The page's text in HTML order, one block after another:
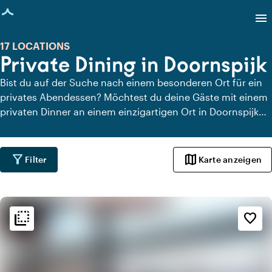
geladen
menu
Private Dining in Doornspijk
17 LOCATIONS
Bist du auf der Suche nach einem besonderen Ort für ein
privates Abendessen? Möchtest du deine Gäste mit einem
privaten Dinner an einem einzigartigen Ort in Doornspijk
einfach alle Locations in Doornspijk, an denen du in aller
Ruhe dinieren kannst. Schau dir alle privaten Dining-
Locations für ein köstliches privates Dinner an.
filter_alt Filter map Karte anzeigen
flip_to_back favorite_border
flip_to_back Ambiente und Ästhetik
palette
Bohemian / Ibiza
info
Trendig